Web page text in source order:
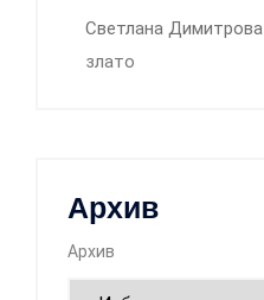
Светлана Димитрова
злато
Архив
Архив